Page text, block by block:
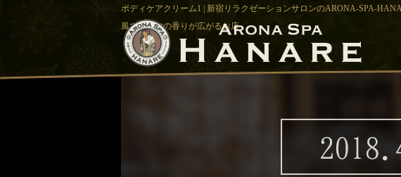
ボディケアクリーム1 | 新宿リラクゼーションサロンのARONA-SPA-
風でアロマの香りが広がるお店